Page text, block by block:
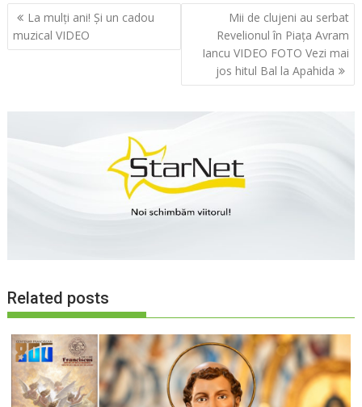
Navigare
în
articole
La mulți ani! Și un cadou
muzical VIDEO
Mii de clujeni au serbat
Revelionul în Piața Avram
Iancu VIDEO FOTO Vezi mai
jos hitul Bal la Apahida
Related posts